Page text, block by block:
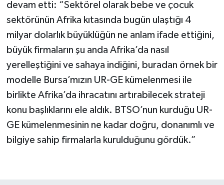
devam etti: “Sektörel olarak bebe ve çocuk
sektörünün Afrika kıtasında bugün ulaştığı 4
milyar dolarlık büyüklüğün ne anlam ifade ettiğini,
büyük firmaların şu anda Afrika’da nasıl
yerelleştiğini ve sahaya indiğini, buradan örnek bir
modelle Bursa’mızın UR-GE kümelenmesi ile
birlikte Afrika’da ihracatını artırabilecek strateji
konu başlıklarını ele aldık. BTSO’nun kurduğu UR-
GE kümelenmesinin ne kadar doğru, donanımlı ve
bilgiye sahip firmalarla kurulduğunu gördük.”